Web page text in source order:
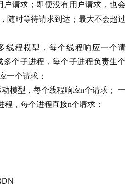
户请求；即便没有用户请求，也会
随时等待请求到达；最大不会超过
型，每个线程响应一个请
多个子进程，每个子进程负责生个
一个请求；
，每个线程响应n个请求； 一
程，每个进程直接n个请求；